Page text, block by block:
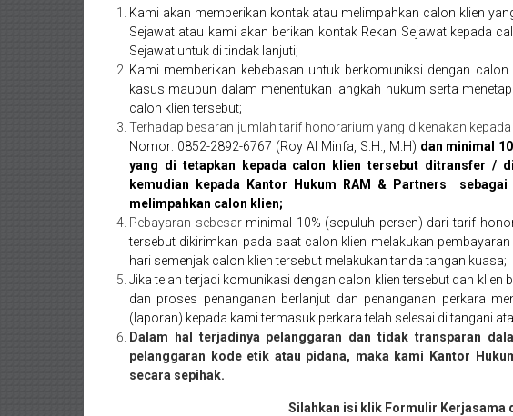
Balikpapan,
Jakarta
Pusat,
Tanggerang,
Purworejo,
Purwokerto,
Kebumen,
Tasikmalaya,
Purwodadi,
Wonogiri,
Pacitan,
Kami akan memberikan kontak atau melimpahkan calon klien
Sejawat atau kami akan berikan kontak Rekan Sejawat kepada
Sejawat untuk di tindak lanjuti;
Kami memberikan kebebasan untuk berkomuniksi dengan
kasus maupun dalam menentukan langkah hukum serta
calon klien tersebut;
Terhadap besaran jumlah tarif honorarium yang dikenakan
Nomor: 0852-2892-6767 (Roy Al Minfa, S.H., M.H) dan minimal
yang di tetapkan kepada calon klien tersebut ditransfer /
kemudian kepada Kantor Hukum RAM & Partners
melimpahkan calon klien;
Pebayaran sebesar minimal 10% (sepuluh persen) dari tarif
tersebut dikirimkan pada saat calon klien melakukan
hari semenjak calon klien tersebut melakukan tanda tangan kuasa;
Jika telah terjadi komunikasi dengan calon klien tersebut dan klien
dan proses penanganan berlanjut dan penanganan perkara
(laporan) kepada kami termasuk perkara telah selesai di tangani
Dalam hal terjadinya pelanggaran dan tidak transparan
pelanggaran kode etik atau pidana, maka kami Kantor
secara sepihak.
Silahkan isi klik Formulir Kerjasama